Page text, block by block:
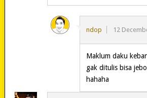
ndop 12
Maklum daku
gak ditulis bisa
hahaha